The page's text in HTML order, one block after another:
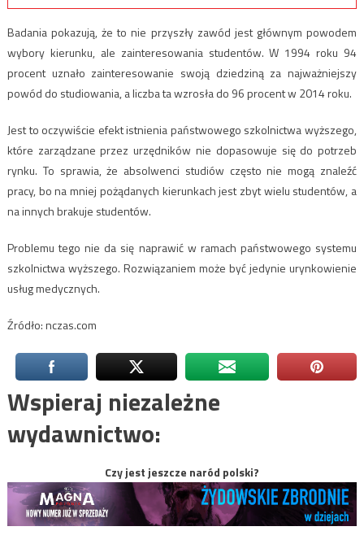
Badania pokazują, że to nie przyszły zawód jest głównym powodem
wybory kierunku, ale zainteresowania studentów. W 1994 roku 94
procent uznało zainteresowanie swoją dziedziną za najważniejszy
powód do studiowania, a liczba ta wzrosła do 96 procent w 2014 roku.
Jest to oczywiście efekt istnienia państwowego szkolnictwa wyższego,
które zarządzane przez urzędników nie dopasowuje się do potrzeb
rynku. To sprawia, że absolwenci studiów często nie mogą znaleźć
pracy, bo na mniej pożądanych kierunkach jest zbyt wielu studentów, a
na innych brakuje studentów.
Problemu tego nie da się naprawić w ramach państwowego systemu
szkolnictwa wyższego. Rozwiązaniem może być jedynie urynkowienie
usług medycznych.
Źródło: nczas.com
Wspieraj niezależne
wydawnictwo:
Czy jest jeszcze naród polski?